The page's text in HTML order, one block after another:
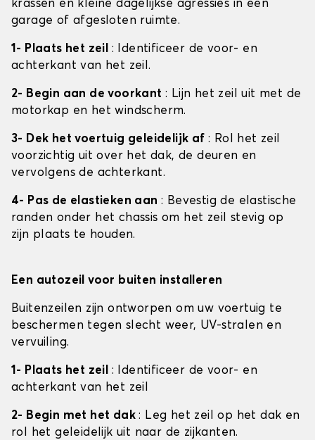
krassen en kleine dagelijkse agressies in een
garage of afgesloten ruimte.
1- Plaats het zeil : Identificeer de voor- en
achterkant van het zeil.
2- Begin aan de voorkant : Lijn het zeil uit met de
motorkap en het windscherm.
3- Dek het voertuig geleidelijk af : Rol het zeil
voorzichtig uit over het dak, de deuren en
vervolgens de achterkant.
4- Pas de elastieken aan : Bevestig de elastische
randen onder het chassis om het zeil stevig op
zijn plaats te houden.
Een autozeil voor buiten installeren
Buitenzeilen zijn ontworpen om uw voertuig te
beschermen tegen slecht weer, UV-stralen en
vervuiling.
1- Plaats het zeil : Identificeer de voor- en
achterkant van het zeil
2- Begin met het dak: Leg het zeil op het dak en
rol het geleidelijk uit naar de zijkanten.